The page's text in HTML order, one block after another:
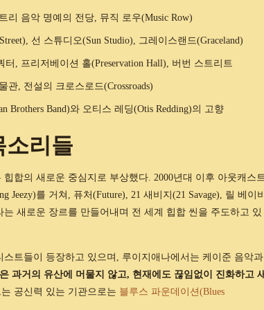
리 음악 명예의 전당, 뮤직 로우(Music Row)
선 스튜디오(Sun Studio), 그레이스랜드(Graceland)
터, 프리저베이션 홀(Preservation Hall), 버번 스트리트
관, 전설의 크로스로드(Crossroads)
Brothers Band)와 오티스 레딩(Otis Redding)의 고향
소리들
합의 새로운 중심지로 부상했다. 2000년대 이후 아웃캐스
를 거쳐, 퓨처(Future), 21 새비지(21 Savage), 릴 베이비
새로운 장르를 만들어내며 전 세계 힙합 씬을 주도하고 있
트들이 등장하고 있으며, 루이지애나에서는 케이준 음악과
과거의 유산에 머물지 않고, 현재에도 끊임없이 진화하고 새
공신력 있는 기관으로는 블루스 파운데이션(Blues